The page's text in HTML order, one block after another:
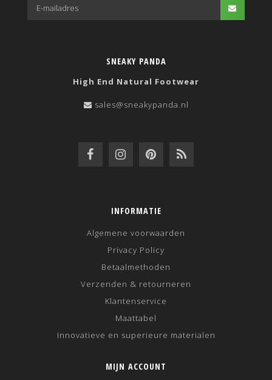
SNEAKY PANDA
High End Natural Footwear
sales@sneakypanda.nl
INFORMATIE
Algemene voorwaarden
Privacy Policy
Betaalmethoden
Verzenden & retourneren
Klantenservice
Maattabel
Innovatieve en superieure materialen
MIJN ACCOUNT